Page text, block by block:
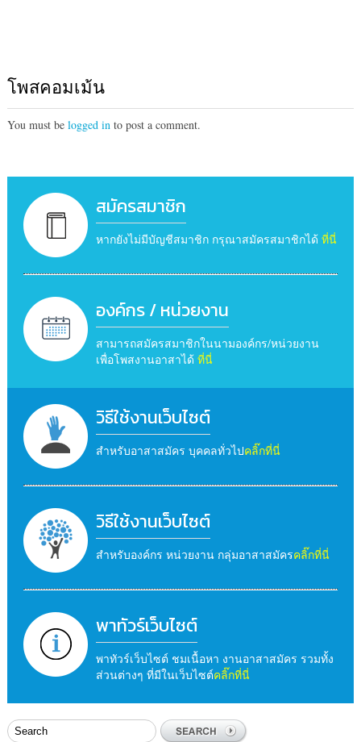
โพสคอมเม้น
You must be logged into post a comment.
สมัครสมาชิก
หากยังไม่มีบัญชีสมาชิก กรุณาสมัครสมาชิกได้ ที่นี่
องค์กร / หน่วยงาน
สามารถสมัครสมาชิกในนามองค์กร/หน่วยงาน
เพื่อโพสงานอาสาได้ ที่นี่
วิธีใช้งานเว็บไซต์
สำหรับอาสาสมัคร บุคคลทั่วไปคลิ๊กที่นี่
วิธีใช้งานเว็บไซต์
สำหรับองค์กร หน่วยงาน กลุ่มอาสาสมัครคลิ๊กที่นี่
พาทัวร์เว็บไซต์
พาทัวร์เว็บไซต์ ชมเนื้อหา งานอาสาสมัคร รวมทั้ง
ส่วนต่างๆ ที่มีในเว็บไซต์คลิ๊กที่นี่